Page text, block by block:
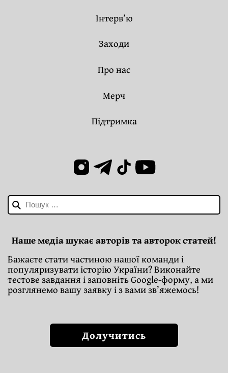
Пошук:
Інтерв’ю
Заходи
Про нас
Мерч
Підтримка
Наше медіа шукає авторів та авторок статей!
Бажаєте стати частиною нашої команди і
популяризувати історію України? Виконайте
тестове завдання і заповніть Google-форму, а ми
розглянемо вашу заявку і з вами зв’яжемось!
Долучитись